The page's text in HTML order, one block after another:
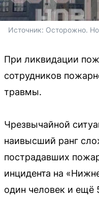
Источник: Осторожно.
При ликвидации
сотрудников
травмы.
Чрезвычайной
наивысший ранг
пострадавших
инцидента на
один человек и ещё